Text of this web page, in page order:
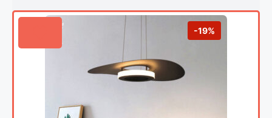
-19%